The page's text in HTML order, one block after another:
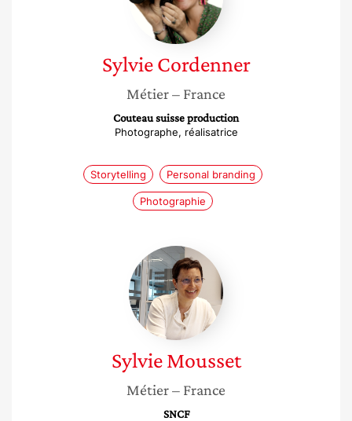
Sylvie Cordenner
Métier– France
Couteau suisse production
Photographe, réalisatrice
Storytelling Personal branding
Photographie
Sylvie
Mousset
Sylvie Mousset
Métier– France
SNCF